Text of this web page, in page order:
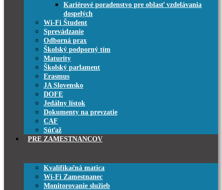
Kariérové poradenstvo pre oblasť vzdelávania
dospelých
Wi-Fi Študent
Sprevádzanie
Odborná prax
Školský podporný tím
Maturity
Školský parlament
Erasmus
JA Slovensko
DOFE
Jedálny lístok
Dokumenty na prevzatie
CAF
Súťaž
PRE ZAMESTNANCOV
Kvalifikačná matica
Wi-Fi Zamestnanec
Monitorovanie služieb